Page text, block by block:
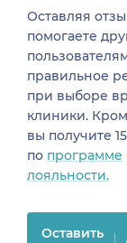
Оставляя
помогаете
правильное
при выборе
клиники.
вы получите
по программе
лояльности.
Оставить